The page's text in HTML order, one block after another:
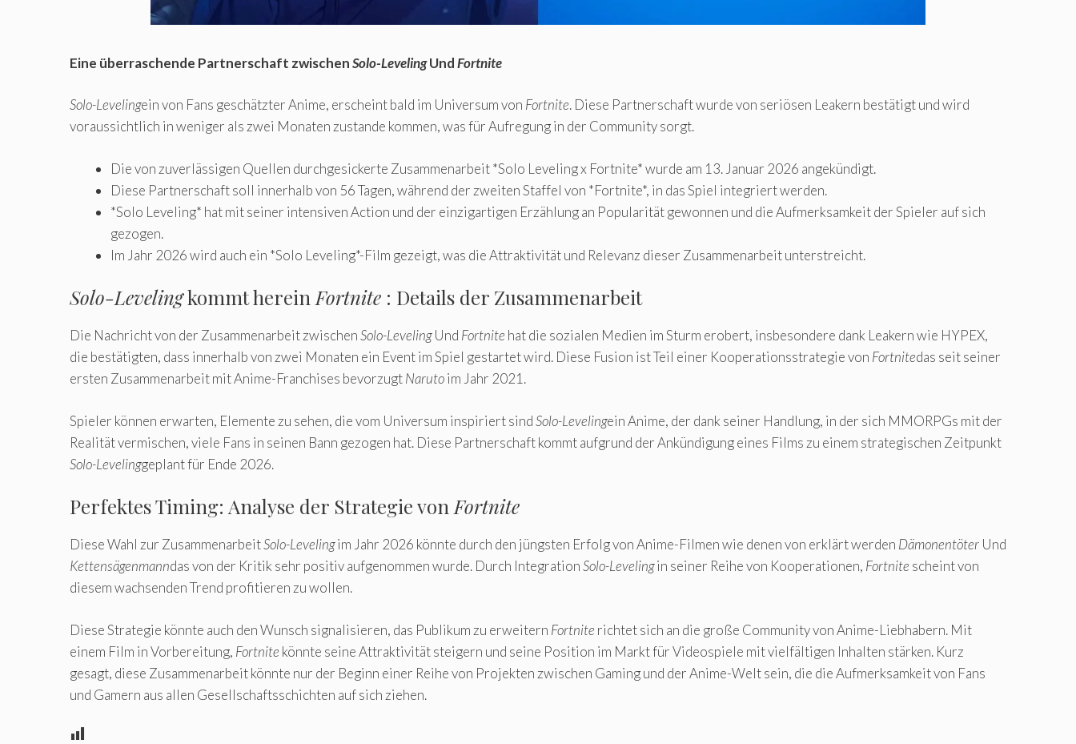
Eine überraschende Partnerschaft zwischenSolo-LevelingUndFortnite
Solo-Levelingein von Fans geschätzter Anime, erscheint bald im Universum von Fortnite. Diese Partnerschaft wurde von seriösen Leakern bestätigt und wird
voraussichtlich in weniger als zwei Monaten zustande kommen, was für Aufregung in der Community sorgt.
Die von zuverlässigen Quellen durchgesickerte Zusammenarbeit *Solo Leveling x Fortnite* wurde am 13. Januar 2026 angekündigt.
Diese Partnerschaft soll innerhalb von 56 Tagen, während der zweiten Staffel von *Fortnite*, in das Spiel integriert werden.
*Solo Leveling* hat mit seiner intensiven Action und der einzigartigen Erzählung an Popularität gewonnen und die Aufmerksamkeit der Spieler auf sich
gezogen.
Im Jahr 2026 wird auch ein *Solo Leveling*-Film gezeigt, was die Attraktivität und Relevanz dieser Zusammenarbeit unterstreicht.
Solo-Levelingkommt hereinFortnite : Details der Zusammenarbeit
Die Nachricht von der Zusammenarbeit zwischenSolo-LevelingUnd Fortnite hat die sozialen Medien im Sturm erobert, insbesondere dank Leakern wie HYPEX,
die bestätigten, dass innerhalb von zwei Monaten ein Event im Spiel gestartet wird. Diese Fusion ist Teil einer Kooperationsstrategie von Fortnitedas seit seiner
ersten Zusammenarbeit mit Anime-Franchises bevorzugtNarutoim Jahr 2021.
Spieler können erwarten, Elemente zu sehen, die vom Universum inspiriert sindSolo-Levelingein Anime, der dank seiner Handlung, in der sich MMORPGs mit der
Realität vermischen, viele Fans in seinen Bann gezogen hat. Diese Partnerschaft kommt aufgrund der Ankündigung eines Films zu einem strategischen Zeitpunkt
Solo-Levelinggeplant für Ende 2026.
Perfektes Timing: Analyse der Strategie vonFortnite
Diese Wahl zur ZusammenarbeitSolo-Levelingim Jahr 2026 könnte durch den jüngsten Erfolg von Anime-Filmen wie denen von erklärt werden Dämonentöter Und
Kettensägenmanndas von der Kritik sehr positiv aufgenommen wurde. Durch IntegrationSolo-Levelingin seiner Reihe von Kooperationen, Fortnite scheint von
diesem wachsenden Trend profitieren zu wollen.
Diese Strategie könnte auch den Wunsch signalisieren, das Publikum zu erweitern Fortnite richtet sich an die große Community von Anime-Liebhabern. Mit
einem Film in Vorbereitung, Fortnite könnte seine Attraktivität steigern und seine Position im Markt für Videospiele mit vielfältigen Inhalten stärken. Kurz
gesagt, diese Zusammenarbeit könnte nur der Beginn einer Reihe von Projekten zwischen Gaming und der Anime-Welt sein, die die Aufmerksamkeit von Fans
und Gamern aus allen Gesellschaftsschichten auf sich ziehen.